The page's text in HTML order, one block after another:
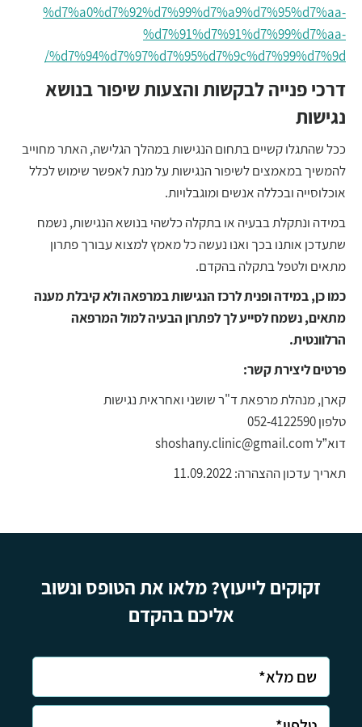
%d7%a0%d7%92%d7%99%d7%a9%d7%95%d7%aa-
%d7%91%d7%91%d7%99%d7%aa-
%d7%94%d7%97%d7%95%d7%9c%d7%99%d7%9d/
דרכי פנייה לבקשות והצעות שיפור בנושא
נגישות
ככל שהתגלו קשיים בתחום הנגישות במהלך הגלישה, האתר מחוייב
להמשיך במאמצים לשיפור הנגישות על מנת לאפשר שימוש לכלל
אוכלוסייה ובכללה אנשים ומוגבלויות.
במידה ונתקלת בבעיה או בתקלה כלשהי בנושא הנגישות, נשמח
שתעדכן אותנו בכך ואנו נעשה כל מאמץ למצוא עבורך פתרון
מתאים ולטפל בתקלה בהקדם.
כמו כן, במידה ופנית לרכז הנגישות במרפאה ולא קיבלת מענה
מתאים, נשמח לסייע לך לפתרון הבעיה למול המרפאה
הרלוונטית.
פרטים ליצירת קשר:
קארן, מנהלת מרפאת ד"ר שושני ואחראית נגישות
טלפון 052-4122590
דוא”ל shoshany.clinic@gmail.com
תאריך עדכון ההצהרה: 11.09.2022
זקוקים לייעוץ? מלאו את הטופס ונשוב
אליכם בהקדם